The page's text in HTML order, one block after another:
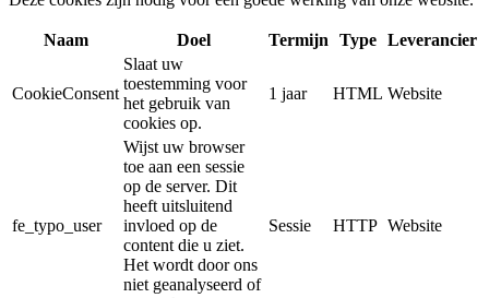
Naam Doel Termijn Type Leverancier
CookieConsent
Slaat uw
toestemming voor
het gebruik van
cookies op.
1 jaar HTML Website
fe_typo_user
Wijst uw browser
toe aan een sessie
op de server. Dit
heeft uitsluitend
invloed op de
content die u ziet.
Het wordt door ons
niet geanalyseerd of
Sessie HTTP Website